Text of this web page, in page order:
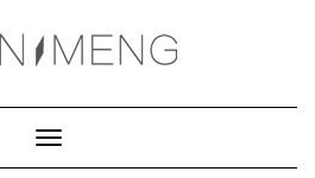
Toggle
Navigation